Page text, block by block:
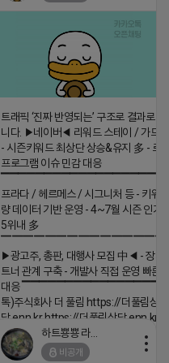
트래픽 ‘진짜 반영되는’ 구조로 결과로
니다. ▶네이버◀ 리워드 스테이 / 가드 /
- 시즌키워드 최상단 상승&유지 多 - 로
프로그램 이슈 민감 대응
▔▔▔▔▔▔▔▔▔▔▔▔▔▔▔▔▔▔ ▶
프라다 / 헤르메스 / 시그니처 등 - 키워
량 데이터 기반 운영 - 4~7월 시즌 인기
5위내 多
▶광고주, 총판, 대행사 모집 中◀ - 장기
트너 관계 구축 - 개발사 직접 운영 빠른
대응
톡)주식회사 더 풀림 https://더풀림상
담.enn.kr https://더풀림상담.enn.kr
2026-04-18 17:26
하트뿅뿅 라이언
비공개